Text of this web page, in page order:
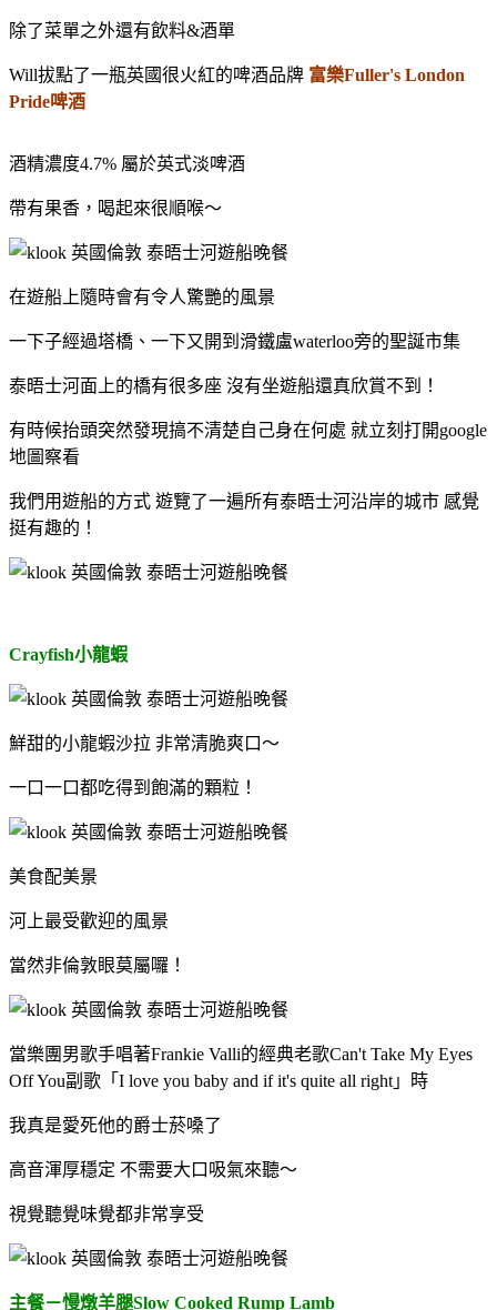
除了菜單之外還有飲料&酒單
Will拔點了一瓶英國很火紅的啤酒品牌 富樂Fuller's London
Pride啤酒
酒精濃度4.7% 屬於英式淡啤酒
帶有果香，喝起來很順喉～
在遊船上隨時會有令人驚艷的風景
一下子經過塔橋、一下又開到滑鐵盧waterloo旁的聖誕市集
泰晤士河面上的橋有很多座 沒有坐遊船還真欣賞不到！
有時候抬頭突然發現搞不清楚自己身在何處 就立刻打開google
地圖察看
我們用遊船的方式 遊覽了一遍所有泰晤士河沿岸的城市 感覺
挺有趣的！
Crayfish小龍蝦
鮮甜的小龍蝦沙拉 非常清脆爽口～
一口一口都吃得到飽滿的顆粒！
美食配美景
河上最受歡迎的風景
當然非倫敦眼莫屬囉！
當樂團男歌手唱著Frankie Valli的經典老歌Can't Take My Eyes
Off You副歌「I love you baby and if it's quite all right」時
我真是愛死他的爵士菸嗓了
高音渾厚穩定 不需要大口吸氣來聽～
視覺聽覺味覺都非常享受
主餐－慢燉羊腿Slow Cooked Rump Lamb